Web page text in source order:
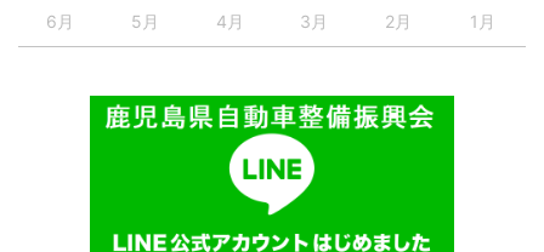
6月 5月 4月 3月 2月 1月